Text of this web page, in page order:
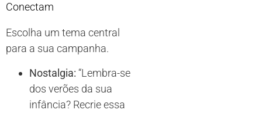
Conectam
Escolha um tema central
para a sua campanha.
Nostalgia: “Lembra-se
dos verões da sua
infância? Recrie essa